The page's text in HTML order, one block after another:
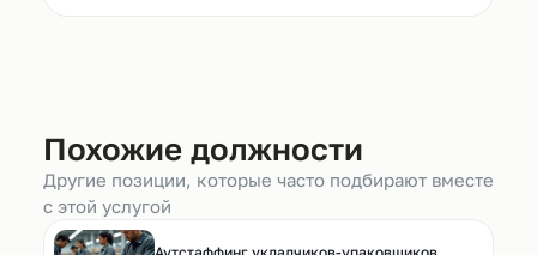
Похожие должности
Другие позиции, которые часто подбирают вместе
с этой услугой